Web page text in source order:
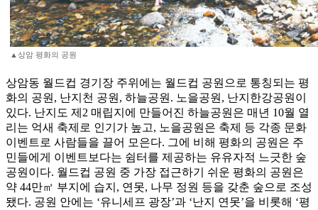
▲상암 평화의 공원
상암동 월드컵 경기장 주위에는 월드컵 공원으로 통칭되는 평
화의 공원, 난지천 공원, 하늘공원. 노을공원, 난지한강공원이
있다. 난지도 제2 매립지에 만들어진 하늘공원은 매년 10월 열
리는 억새 축제로 인기가 높고, 노을공원은 축제 등 각종 문화
이벤트로 사람들을 끌어 모은다. 그에 비해 평화의 공원은 주
민들에게 이벤트보다는 쉼터를 제공하는 유유자적 느긋한 숲
공원이다. 월드컵 공원 중 가장 접근하기 쉬운 평화의 공원은
약 44만㎡ 부지에 습지, 연못, 나무 정원 등을 갖춘 숲으로 조성
됐다. 공원 안에는 ‘유니세프 광장’과 ‘난지 연못’을 비롯해 ‘평